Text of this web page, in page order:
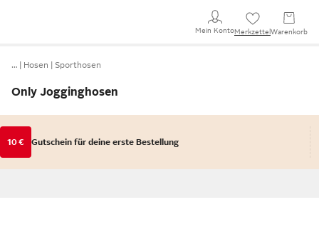
Mein KontoMerkzettel Warenkorb
… Hosen Sporthosen
Only Jogginghosen
10 € Gutschein für deine erste Bestellung